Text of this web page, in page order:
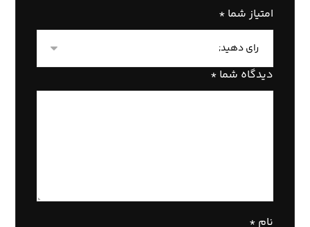
امتیاز شما *
دیدگاه شما *
نام *